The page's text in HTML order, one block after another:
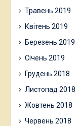
Травень 2019
Квітень 2019
Березень 2019
Січень 2019
Грудень 2018
Листопад 2018
Жовтень 2018
Червень 2018